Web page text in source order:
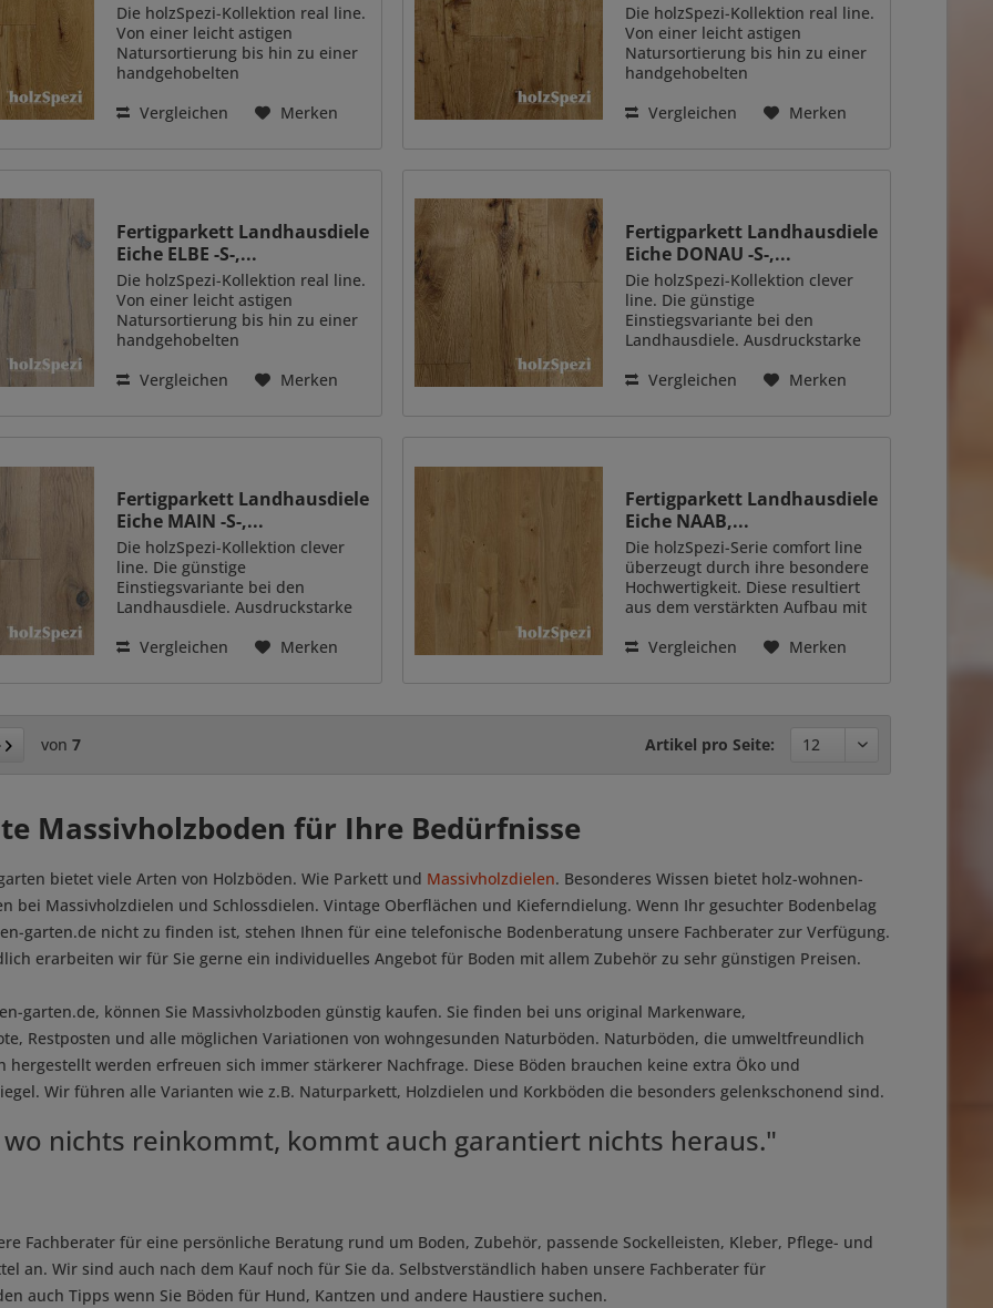
Die holzSpezi-Kollektion real line.
Von einer leicht astigen
Natursortierung bis hin zu einer
handgehobelten
Landhausdielen dieser
Vergleichen Merken
Die holzSpezi-Kollektion real line.
Von einer leicht astigen
Natursortierung bis hin zu einer
handgehobelten
Landhausdielen dieser
Vergleichen Merken
Fertigparkett Landhausdiele
Eiche ELBE -S-,...
Die holzSpezi-Kollektion real line.
Von einer leicht astigen
Natursortierung bis hin zu einer
handgehobelten
Landhausdielen dieser
Vergleichen Merken
Fertigparkett Landhausdiele
Eiche DONAU -S-,...
Die holzSpezi-Kollektion clever
line. Die günstige
Einstiegsvariante bei den
Landhausdiele. Ausdruckstarke
weiß und Rohholzoptik.
Vergleichen Merken
Fertigparkett Landhausdiele
Eiche MAIN -S-,...
Die holzSpezi-Kollektion clever
line. Die günstige
Einstiegsvariante bei den
Landhausdiele. Ausdruckstarke
weiß und Rohholzoptik.
Vergleichen Merken
Fertigparkett Landhausdiele
Eiche NAAB,...
Die holzSpezi-Serie comfort line
überzeugt durch ihre besondere
Hochwertigkeit. Diese resultiert
aus dem verstärkten Aufbau mit
Trägerplatte in Kombination mit
Vergleichen Merken
von 7 Artikel pro Seite:
Massivholzboden für Ihre Bedürfnisse
bietet viele Arten von Holzböden. Wie Parkett und Massivholzdielen. Besonderes Wissen bietet holz-wohnen-
bei Massivholzdielen und Schlossdielen. Vintage Oberflächen und Kieferndielung. Wenn Ihr gesuchter Bodenbelag
garten.de nicht zu finden ist, stehen Ihnen für eine telefonische Bodenberatung unsere Fachberater zur Verfügung.
erarbeiten wir für Sie gerne ein individuelles Angebot für Boden mit allem Zubehör zu sehr günstigen Preisen.
garten.de, können Sie Massivholzboden günstig kaufen. Sie finden bei uns original Markenware,
Restposten und alle möglichen Variationen von wohngesunden Naturböden. Naturböden, die umweltfreundlich
hergestellt werden erfreuen sich immer stärkerer Nachfrage. Diese Böden brauchen keine extra Öko und
Wir führen alle Varianten wie z.B. Naturparkett, Holzdielen und Korkböden die besonders gelenkschonend sind.
nichts reinkommt, kommt auch garantiert nichts heraus."
Fachberater für eine persönliche Beratung rund um Boden, Zubehör, passende Sockelleisten, Kleber, Pflege- und
an. Wir sind auch nach dem Kauf noch für Sie da. Selbstverständlich haben unsere Fachberater für
auch Tipps wenn Sie Böden für Hund, Kantzen und andere Haustiere suchen.